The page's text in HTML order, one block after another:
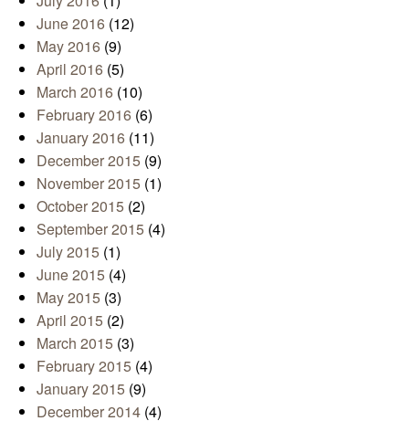
June 2016 (12)
May 2016 (9)
April 2016 (5)
March 2016 (10)
February 2016 (6)
January 2016 (11)
December 2015 (9)
November 2015 (1)
October 2015 (2)
September 2015 (4)
July 2015 (1)
June 2015 (4)
May 2015 (3)
April 2015 (2)
March 2015 (3)
February 2015 (4)
January 2015 (9)
December 2014 (4)